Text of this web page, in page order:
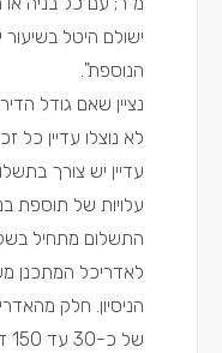
ישולם היטל
הנוספת".
לא נוצלו עדיין כל
עדיין יש צורך
עלויות של תוספת
התשלום מתחיל
לאדריכל המתכנן
הניסיון. חלק